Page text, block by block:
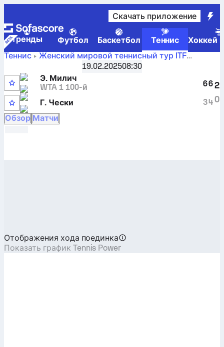
Скачать приложение
Tренды Футбол Баскетбол Теннис
Хоккей
Теннис
Женский мировой теннисный тур ITF
ITF W15 Монастир 7 среди женщин
СчетЭла Нала Милич
реальном времени и H2H-результаты
19.02.202508:30
Э. Милич
WTA 1 100-й
Г. Чески
6
3
6
4
2
0
Обзор Матчи
Отображения хода поединка
Показать график Tennis Power